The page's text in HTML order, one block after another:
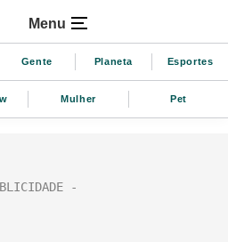
Menu
Gente Planeta Esportes
Mulher Pet